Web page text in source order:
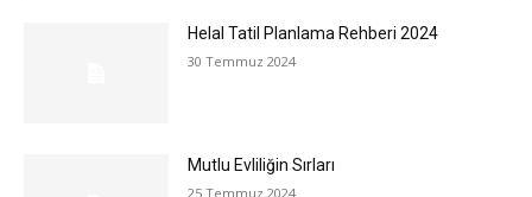
Helal Tatil Planlama Rehberi 2024
30 Temmuz 2024
Mutlu Evliliğin Sırları
25 Temmuz 2024